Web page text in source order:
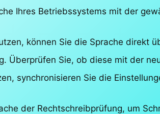
Ihres Betriebssystems mit der
können Sie die Sprache direkt
Überprüfen Sie, ob diese mit der
synchronisieren Sie die
der Rechtschreibprüfung, um